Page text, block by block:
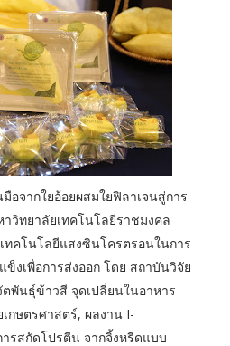
จากใยอ้อยผสมใยฟิลาเจนสู่การ
วิทยาลัยเทคโนโลยีราชมงคล
ทคโนโลยีแสงซินโครตรอนในการ
งเพื่อการส่งออก โดย สถาบันวิจัย
พันธุ์ข้าวสี จุดเปลี่ยนในอาหาร
กษตรศาสตร์, ผลงาน I-
รสกัดโปรตีน จากจิ้งหรีดแบบ